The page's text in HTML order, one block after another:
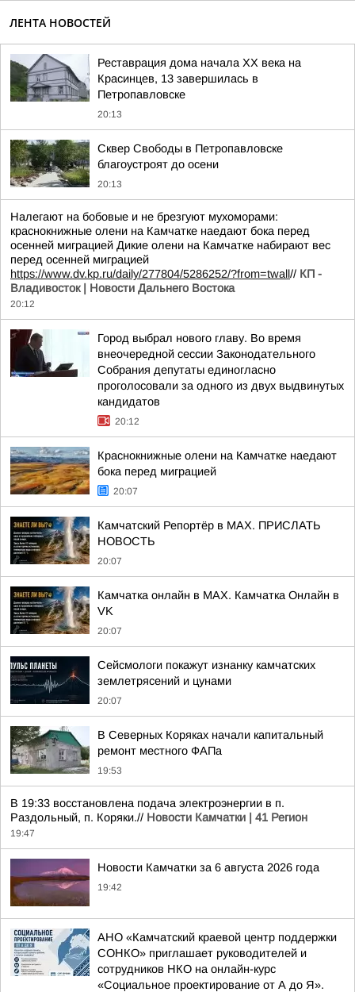
ЛЕНТА НОВОСТЕЙ
Реставрация дома начала XX века на
Красинцев, 13 завершилась в
Петропавловске
20:13
Сквер Свободы в Петропавловске
благоустроят до осени
20:13
Налегают на бобовые и не брезгуют мухоморами:
краснокнижные олени на Камчатке наедают бока перед
осенней миграцией Дикие олени на Камчатке набирают вес
перед осенней миграцией
https://www.dv.kp.ru/daily/277804/5286252/?from=twall// КП -
Владивосток | Новости Дальнего Востока
20:12
Город выбрал нового главу. Во время
внеочередной сессии Законодательного
Собрания депутаты единогласно
проголосовали за одного из двух выдвинутых
кандидатов
20:12
Краснокнижные олени на Камчатке наедают
бока перед миграцией
20:07
Камчатский Репортёр в MAX. ПРИСЛАТЬ
НОВОСТЬ
20:07
Камчатка онлайн в MAX. Камчатка Онлайн в
VK
20:07
Сейсмологи покажут изнанку камчатских
землетрясений и цунами
20:07
В Северных Коряках начали капитальный
ремонт местного ФАПа
19:53
В 19:33 восстановлена подача электроэнергии в п.
Раздольный, п. Коряки.// Новости Камчатки | 41 Регион
19:47
Новости Камчатки за 6 августа 2026 года
19:42
АНО «Камчатский краевой центр поддержки
СОНКО» приглашает руководителей и
сотрудников НКО на онлайн-курс
«Социальное проектирование от А до Я».